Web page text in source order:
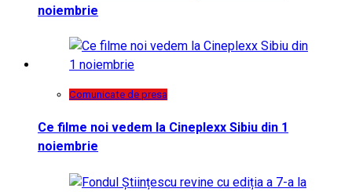
noiembrie
Comunicate de presa
Ce filme noi vedem la Cineplexx Sibiu din 1
noiembrie